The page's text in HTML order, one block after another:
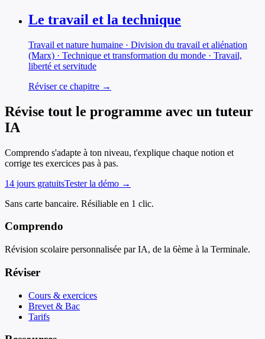
Le travail et la technique
Travail et nature humaine · Division du travail et aliénation
(Marx) · Technique et transformation du monde · Travail,
liberté et servitude
Réviser ce chapitre →
Révise tout le programme avec un tuteur
IA
Comprendo s'adapte à ton niveau, t'explique chaque notion et
corrige tes exercices pas à pas.
14 jours gratuitsTester la démo →
Sans carte bancaire. Résiliable en 1 clic.
Comprendo
Révision scolaire personnalisée par IA, de la 6ème à la Terminale.
Réviser
Cours & exercices
Brevet & Bac
Tarifs